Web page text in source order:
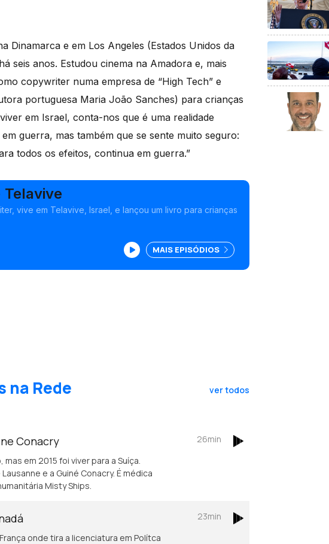
Dinamarca e em Los Angeles (Estados Unidos da
seis anos. Estudou cinema na Amadora e, mais
copywriter numa empresa de “High Tech” e
portuguesa Maria João Sanches) para crianças
em Israel, conta-nos que é uma realidade
guerra, mas também que se sente muito seguro:
todos os efeitos, continua em guerra.”
Telavive
vive em Telavive, Israel, e lançou um livro para crianças
MAIS EPISÓDIOS
na Rede ver todos
Conacry
em 2015 foi viver para a Suíça.
e a Guiné Conacry. É médica
Misty Ships.
26min
onde tira a licenciatura em Polítca
23min